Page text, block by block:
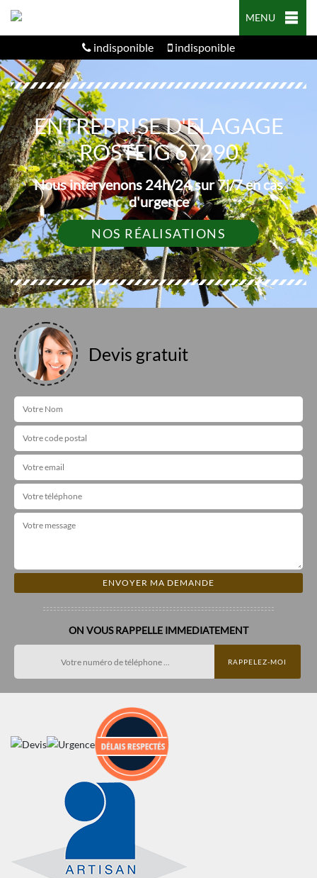
MENU
indisponible indisponible
ENTREPRISE D'ELAGAGE
ROSTEIG 67290
Nous intervenons 24h/24 sur 7j/7 en cas
d'urgence
NOS RÉALISATIONS
Devis gratuit
ON VOUS RAPPELLE IMMEDIATEMENT